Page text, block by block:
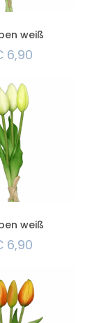
weiß
6,90
weiß
6,90